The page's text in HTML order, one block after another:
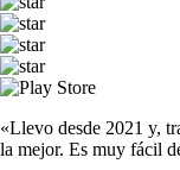
«Llevo desde 2021 y,
la mejor. Es muy fácil